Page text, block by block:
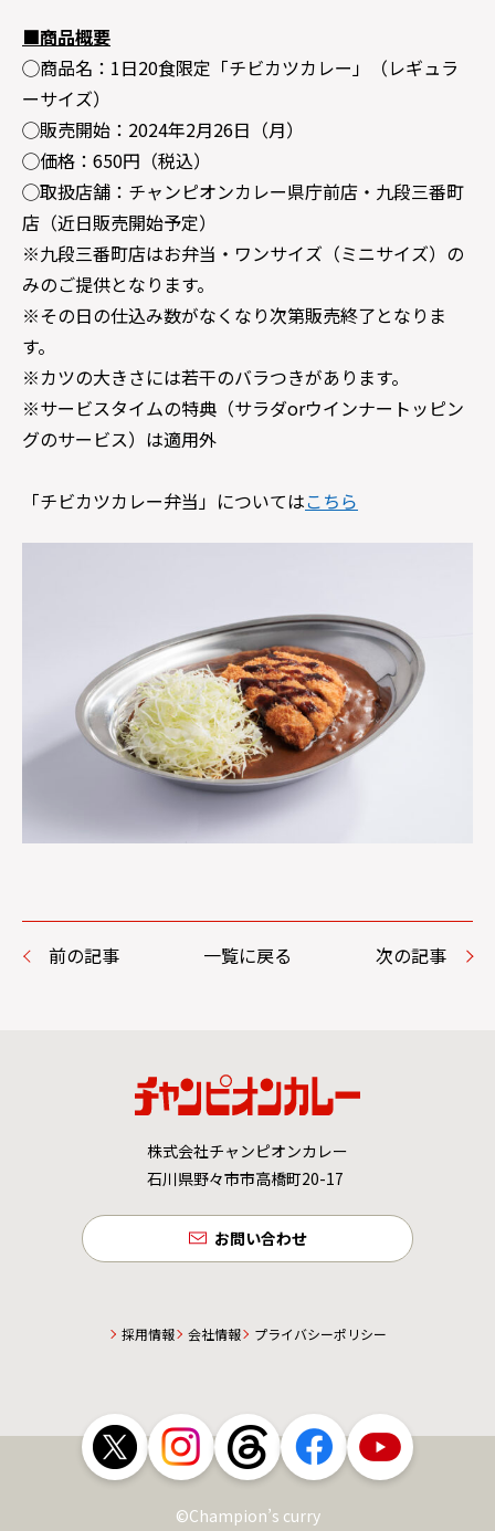
■商品概要
◯商品名：1日20食限定「チビカツカレー」（レギュラ
ーサイズ）
◯販売開始：2024年2月26日（月）
◯価格：650円（税込）
◯取扱店舗：チャンピオンカレー県庁前店・九段三番町
店（近日販売開始予定）
※九段三番町店はお弁当・ワンサイズ（ミニサイズ）の
みのご提供となります。
※その日の仕込み数がなくなり次第販売終了となりま
す。
※カツの大きさには若干のバラつきがあります。
※サービスタイムの特典（サラダorウインナートッピン
グのサービス）は適用外
「チビカツカレー弁当」についてはこちら
前の記事 一覧に戻る 次の記事
株式会社チャンピオンカレー
石川県野々市市高橋町20-17
お問い合わせ
採用情報 会社情報 プライバシーポリシー
©Champion’s curry